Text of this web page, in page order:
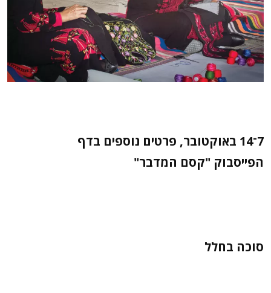
7־14 באוקטובר, פרטים נוספים בדף
הפייסבוק "קסם המדבר"
סוכה בחלל